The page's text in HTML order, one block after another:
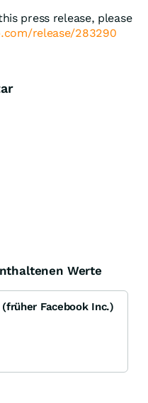
press release, please
release/283290
Werte
Facebook Inc.)